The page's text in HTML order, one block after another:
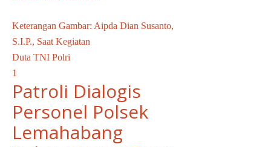
Keterangan Gambar: Aipda Dian Susanto,
S.I.P., Saat Kegiatan
Duta TNI Polri
1
Patroli Dialogis
Personel Polsek
Lemahabang